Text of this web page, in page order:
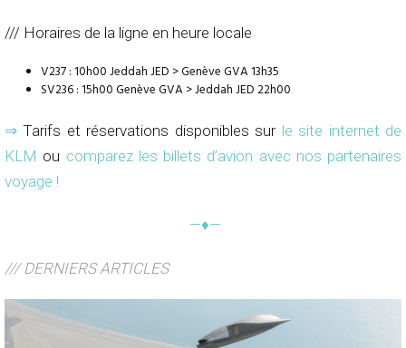
/// Horaires de la ligne en heure locale
V237 : 10h00 Jeddah JED > Genève GVA 13h35
SV236 : 15h00 Genève GVA > Jeddah JED 22h00
⇒Tarifs et réservations disponibles sur le site internet de
KLM ou comparez les billets d’avion avec nos partenaires
voyage !
—♦—
/// DERNIERS ARTICLES